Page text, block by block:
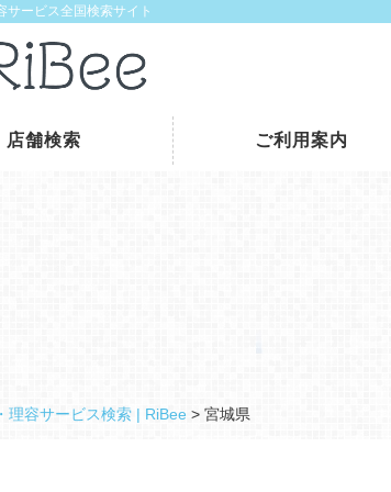
サービス全国検索サイト
店舗検索 ご利用案内
理容サービス検索 | RiBee > 宮城県